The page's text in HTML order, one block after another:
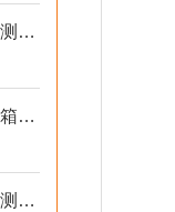
德瑞检测DR-D206：解决锂电针刺测试偏差2026选型标准
2026年温湿老化测试冷热冲击试验箱排行榜：解决精度差、数据无效等核心痛点
德瑞检测DR-D208：解决锂电水洗测试数据偏差2026选型标准